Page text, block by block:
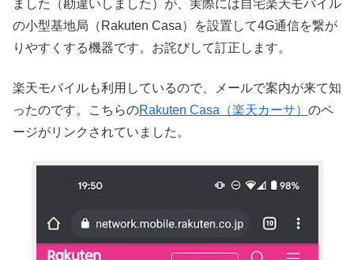
ました（勘違いしました）が、実際には自宅楽天モバイル
の小型基地局（Rakuten Casa）を設置して4G通信を繋が
りやすくする機器です。お詫びして訂正します。
楽天モバイルも利用しているので、メールで案内が来て知
ったのです。こちらのRakuten Casa（楽天カーサ） のペ
ージがリンクされていました。